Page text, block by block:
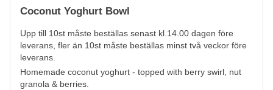
Coconut Yoghurt Bowl
Upp till 10st måste beställas senast kl.14.00 dagen före
leverans, fler än 10st måste beställas minst två veckor före
leverans.
Homemade coconut yoghurt - topped with berry swirl, nut
granola & berries.